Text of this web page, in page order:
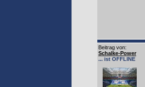
Beitrag von:
Schalke-Power
... ist OFFLINE